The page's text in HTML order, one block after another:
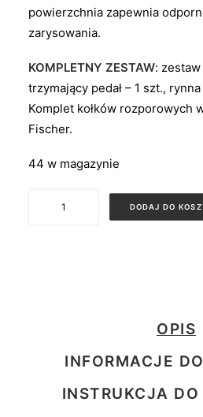
powierzchnia zapewnia
zarysowania.
KOMPLETNY ZESTAW:
trzymający pedał – 1 szt.,
Komplet kołków rozporowych
Fischer.
44 w magazynie
DODAJ DO
OPIS
INFORMACJE
INSTRUKCJA DO